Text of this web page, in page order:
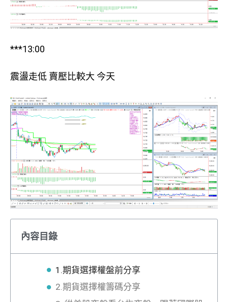
***13:00
震盪走低 賣壓比較大 今天
內容目錄
1.期貨選擇權盤前分享
2.期貨選擇權籌碼分享